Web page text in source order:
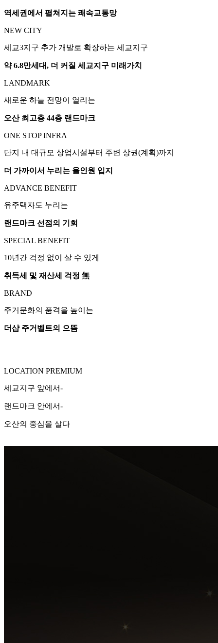
역세권에서 펼쳐지는 쾌속교통망
NEW CITY
세교3지구 추가 개발로 확장하는 세교지구
약 6.8만세대, 더 커질 세교지구 미래가치
LANDMARK
새로운 하늘 전망이 열리는
오산 최고층 44층 랜드마크
ONE STOP INFRA
단지 내 대규모 상업시설부터 주변 상권(계획)까지
더 가까이서 누리는 올인원 입지
ADVANCE BENEFIT
유주택자도 누리는
랜드마크 선점의 기회
SPECIAL BENEFIT
10년간 걱정 없이 살 수 있게
취득세 및 재산세 걱정 無
BRAND
주거문화의 품격을 높이는
더샵 주거벨트의 으뜸
LOCATION PREMIUM
세교지구 앞에서-
랜드마크 안에서-
오산의 중심을 살다